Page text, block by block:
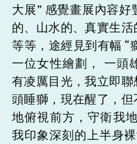
大展” 感覺畫展內容
的、山水的、真實生
等等，途經見到有幅 “
一位女性繪劃， 一頭
有凌厲目光，我立即
頭睡獅，現在醒了，
地俯視前方，守衛
我印象深刻的上半身